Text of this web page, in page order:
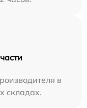
в
складах.